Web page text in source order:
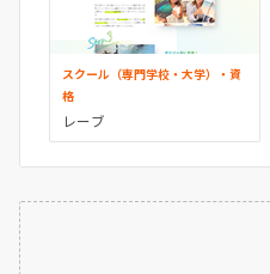
スクール（専門学校・大学）・資
格
レーブ